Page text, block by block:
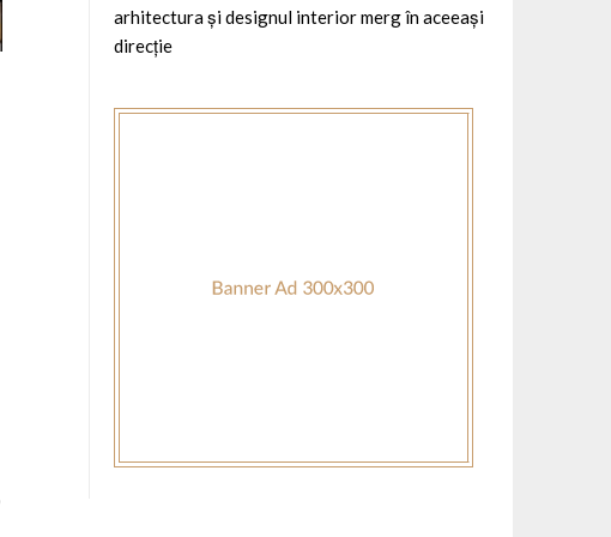
arhitectura și designul interior merg în aceeași
direcție